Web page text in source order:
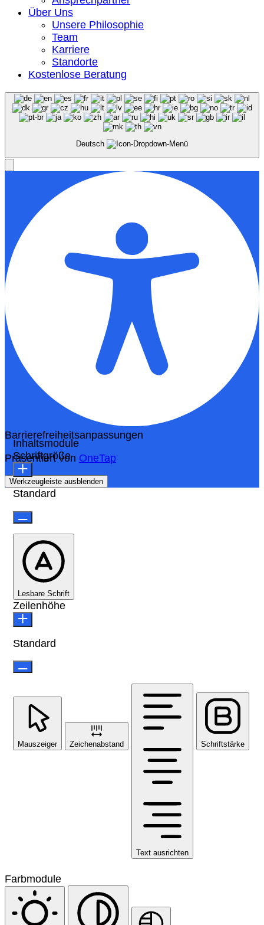
Über Uns
Unsere Philosophie
Team
Karriere
Standorte
Kostenlose Beratung
Deutsch
Barrierefreiheitsanpassungen
Präsentiert von OneTap
Werkzeugleiste ausblenden
Inhaltsmodule
Schriftgröße
Standard
Lesbare Schrift
Zeilenhöhe
Standard
Mauszeiger Zeichenabstand
Text ausrichten
Schriftstärke
Farbmodule